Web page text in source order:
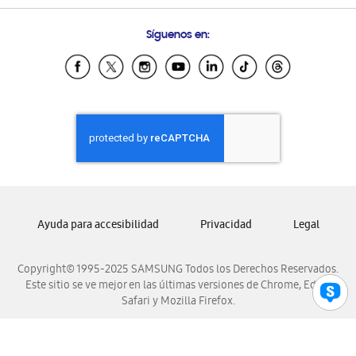
Samsung Ecuador
Samsung El Salvador
Samsung Honduras
Samsung Nicaragua
Samsung Panamá
Samsung Venezuela
Síguenos en:
Copyright© 1995-2025 SAMSUNG Todos los Derechos Reservados.
Este sitio se ve mejor en las últimas versiones de Chrome, Edge,
Safari y Mozilla Firefox.
Ayuda para accesibilidad Privacidad Legal